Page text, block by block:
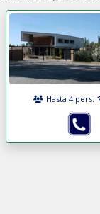
Hasta 4 pers.